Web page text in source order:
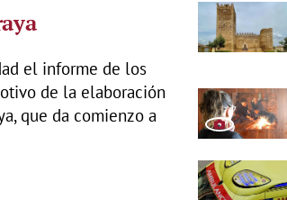
el informe de los
de la elaboración
que da comienzo a